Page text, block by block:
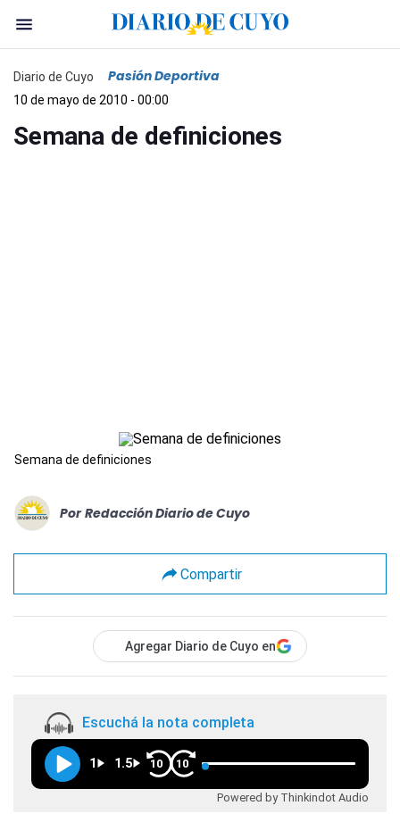
Diario de Cuyo Pasión Deportiva
10 de mayo de 2010 - 00:00
Semana de definiciones
Semana de definiciones
Por Redacción Diario de Cuyo
Compartir
Agregar Diario de Cuyo en
Escuchá la nota completa
1 1.5 10 10
Powered by Thinkindot Audio